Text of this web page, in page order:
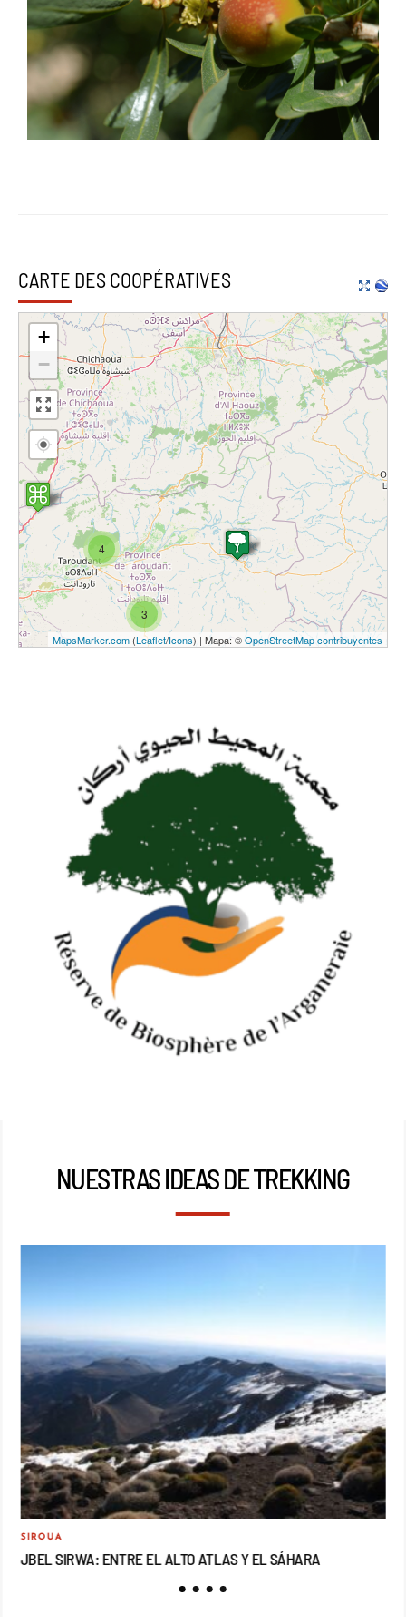
CARTE DES COOPÉRATIVES
3
4
+
−
MapsMarker.com (Leaflet/Icons) | Mapa: ©OpenStreetMap contribuyentes
NUESTRAS IDEAS DE TREKKING
SIROUA
JBEL SIRWA: ENTRE EL ALTO ATLAS Y EL SÁHARA